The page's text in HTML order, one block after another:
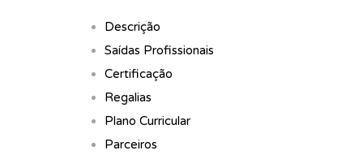
Descrição
Saídas Profissionais
Certificação
Regalias
Plano Curricular
Parceiros